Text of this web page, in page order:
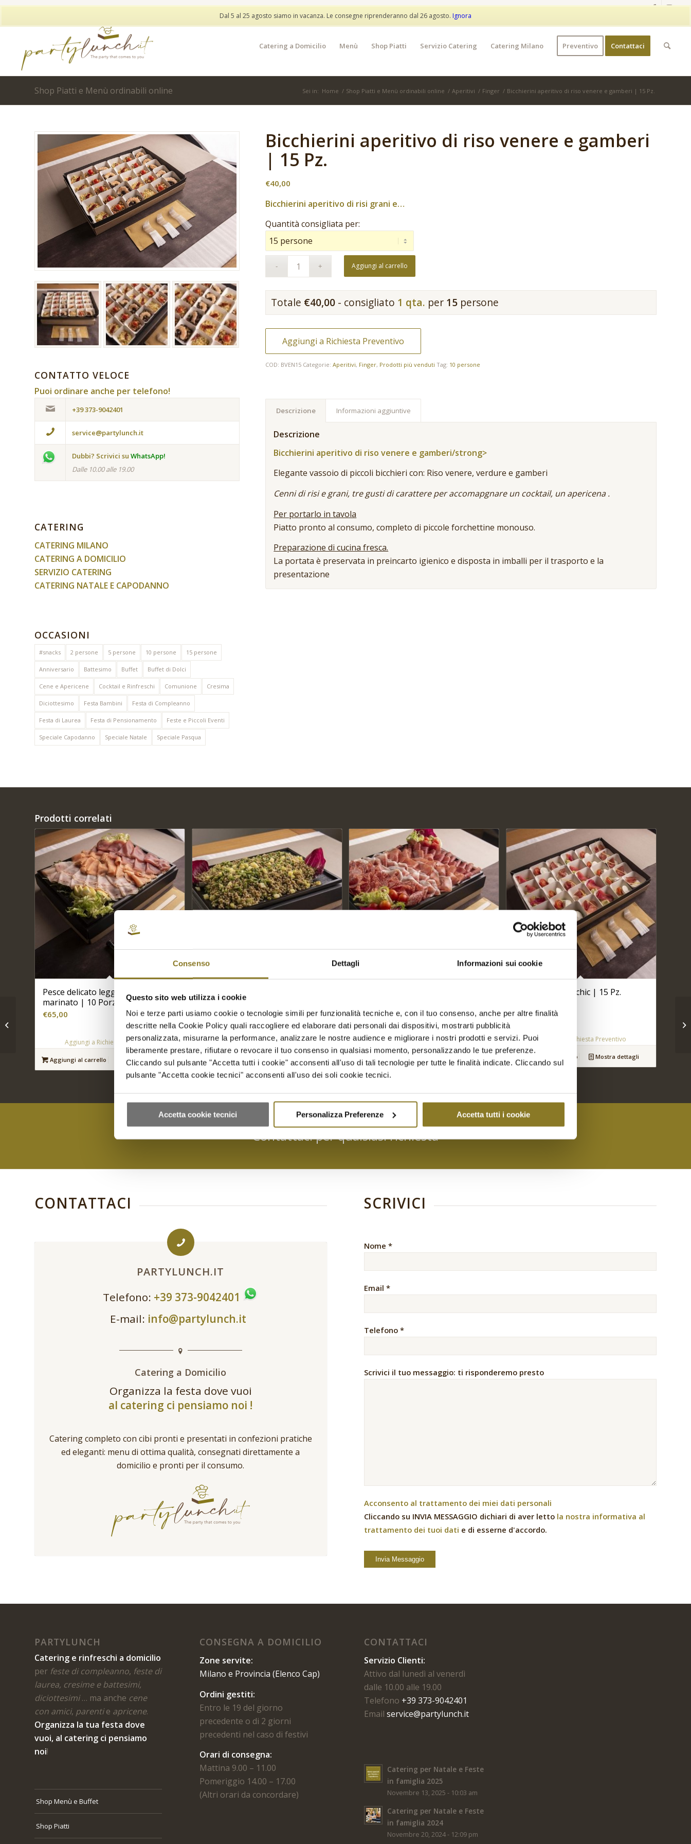
Consenso Dettagli Informazioni sui cookie
Questo sito web utilizza i cookie
Noi e terze parti usiamo cookie o tecnologie simili per funzionalità tecniche e, con il tuo consenso, anche per altre finalità
descritte nella Cookie Policy quali raccogliere ed elaborare dati personali dai dispositivi, mostrarti pubblicità
personalizzata, misurarne la performance, analizzare le nostre audience e migliorare i nostri prodotti e servizi. Puoi
liberamente prestare, rifiutare o revocare il tuo consenso in qualsiasi momento, personalizzando le tue preferenze.
Cliccando sul pulsante "Accetta tutti i cookie" acconsenti all'uso di tali tecnologie per tutte le finalità indicate. Cliccando sul
pulsante "Accetta cookie tecnici" acconsenti all'uso dei soli cookie tecnici.
Accetta cookie tecnici Personalizza Preferenze Accetta tutti i cookie
My Account Wishlist
info@partylunch.it|+39 373 9042401|WhatsApp
Catering a Domicilio Menù Shop Piatti Servizio Catering Catering Milano Preventivo Contattaci
Shop Piatti e Menù ordinabili online Sei in: Home / Shop Piatti e Menù ordinabili online / Aperitivi / Finger / Bicchierini aperitivo di riso venere e gamberi | 15 Pz.
CONTATTO VELOCE
Puoi ordinare anche per telefono!
+39 373-9042401
service@partylunch.it
Dubbi? Scrivici su WhatsApp!
Dalle 10.00 alle 19.00
CATERING
CATERING MILANO
CATERING A DOMICILIO
SERVIZIO CATERING
CATERING NATALE E CAPODANNO
OCCASIONI
#snacks 2 persone 5 persone 10 persone 15 persone
Anniversario Battesimo Buffet Buffet di Dolci
Cene e Apericene Cocktail e Rinfreschi Comunione Cresima
Diciottesimo Festa Bambini Festa di Compleanno
Festa di Laurea Festa di Pensionamento Feste e Piccoli Eventi
Speciale Capodanno Speciale Natale Speciale Pasqua
Bicchierini aperitivo di riso venere e gamberi
| 15 Pz.
€40,00
Bicchierini aperitivo di risi grani e…
Quantità consigliata per:
Aggiungi al carrello
Totale €40,00 - consigliato 1 qta. per 15 persone
Aggiungi a Richiesta Preventivo
COD: BVEN15 Categorie:Aperitivi, Finger, Prodotti più venduti Tag: 10 persone
Descrizione Informazioni aggiuntive
Descrizione
Bicchierini aperitivo di riso venere e gamberi/strong>
Elegante vassoio di piccoli bicchieri con: Riso venere, verdure e gamberi
Cenni di risi e grani, tre gusti di carattere per accomapgnare un cocktail, un apericena .
Per portarlo in tavola
Piatto pronto al consumo, completo di piccole forchettine monouso.
Preparazione di cucina fresca.
La portata è preservata in preincarto igienico e disposta in imballi per il trasporto e la
presentazione
Prodotti correlati
Pesce delicato leggermente
marinato | 10 Porz.
€65,00
Aggiungi a Richiesta Preventivo
Aggiungi al carrello Mostra dettagli
Farro al pesto con patate e
fagiolini | 10 Porz.
€29,00
Aggiungi a Richiesta Preventivo
Aggiungi al carrello Mostra dettagli
Aggiungi a Richiesta Preventivo
Aggiungi al carrello
Bicchierini aperichic | 15 Pz.
Aggiungi a Richiesta Preventivo
Aggiungi al carrello Mostra dettagli
Contattaci per qualsiasi richiesta
CONTATTACI
PARTYLUNCH.IT
Telefono: +39 373-9042401
E-mail: info@partylunch.it
Catering a Domicilio
Organizza la festa dove vuoi
al catering ci pensiamo noi !
Catering completo con cibi pronti e presentati in confezioni pratiche
ed eleganti: menu di ottima qualità, consegnati direttamente a
domicilio e pronti per il consumo.
SCRIVICI
Nome *
Email *
Telefono *
Scrivici il tuo messaggio: ti risponderemo presto
Acconsento al trattamento dei miei dati personali
Cliccando su INVIA MESSAGGIO dichiari di aver letto la nostra informativa al
trattamento dei tuoi dati e di esserne d'accordo.
PARTYLUNCH
Catering e rinfreschi a domicilio
per feste di compleanno, feste di
laurea, cresime e battesimi,
diciottesimi… ma anche cene
con amici, parentie apricene.
Organizza la tua festa dove
vuoi, al catering ci pensiamo
noi!
Shop Menù e Buffet
Shop Piatti
CONSEGNA A DOMICILIO
Zone servite:
Milano e Provincia (Elenco Cap)
Ordini gestiti:
Entro le 19 del giorno
precedente o di 2 giorni
precedenti nel caso di festivi
Orari di consegna:
Mattina 9.00 – 11.00
Pomeriggio 14.00 – 17.00
(Altri orari da concordare)
CONTATTACI
Servizio Clienti:
Attivo dal lunedì al venerdì
dalle 10.00 alle 19.00
Telefono +39 373-9042401
Emailservice@partylunch.it
Catering per Natale e Feste
in famiglia 2025
Novembre 13, 2025 - 10:03 am
Catering per Natale e Feste
in famiglia 2024
Novembre 20, 2024 - 12:09 pm
Tovaglia monouso
Dal 5 al 25 agosto siamo in vacanza. Le consegne riprenderanno dal 26 agosto. Ignora